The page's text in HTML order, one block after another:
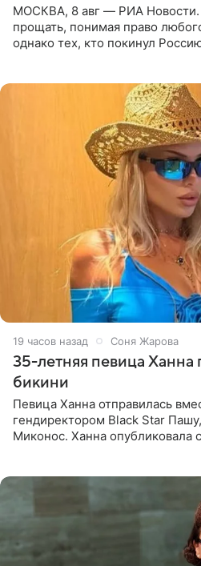
МОСКВА, 8 авг — РИА Новости.
прощать, понимая право
однако тех, кто покинул
19 часов назад Соня Жарова
35-летняя певица Ханна
бикини
Певица Ханна отправилась
гендиректором Black Star
Миконос. Ханна опубликовала